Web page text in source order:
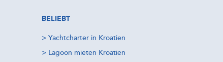
BELIEBT
> Yachtcharter in Kroatien
> Lagoon mieten Kroatien